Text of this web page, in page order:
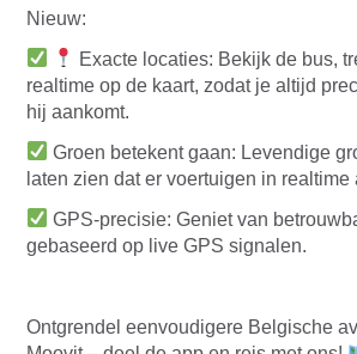
Nieuw:
Exacte locaties: Bekijk de bus,
realtime op de kaart, zodat je altijd
hij aankomt.
Groen betekent gaan: Levendige
laten zien dat er voertuigen in realtime
GPS-precisie: Geniet van
gebaseerd op live GPS signalen.
Ontgrendel eenvoudigere Belgische